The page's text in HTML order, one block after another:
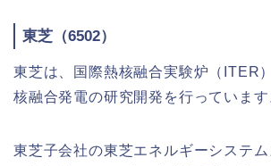
東芝（6502）
東芝は、国際熱核融合実験炉（ITER
核融合発電の研究開発を行っています
東芝子会社の東芝エネルギーシステ